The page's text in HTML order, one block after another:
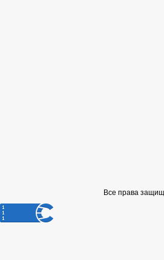
Все права